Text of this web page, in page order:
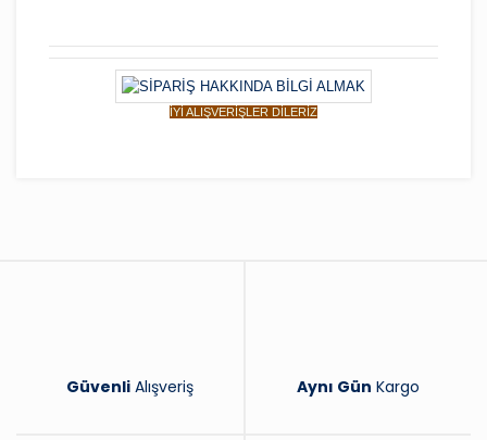
İYİ ALIŞVERİŞLER DİLERİZ
Güvenli Alışveriş Aynı Gün Kargo